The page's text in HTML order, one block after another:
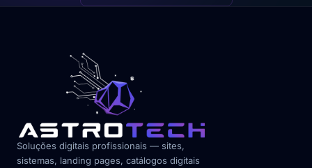
Soluções digitais profissionais — sites,
sistemas, landing pages, catálogos digitais